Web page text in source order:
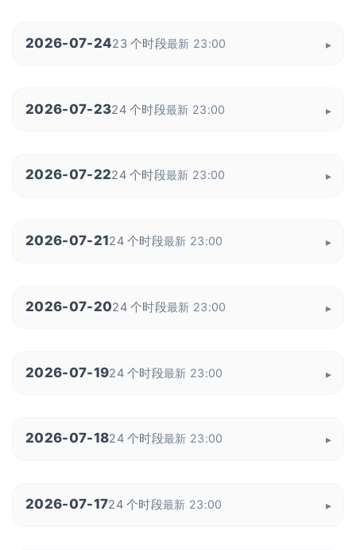
2026-07-2423 个时段最新 23:00
2026-07-2324 个时段最新 23:00
2026-07-2224 个时段最新 23:00
2026-07-2124 个时段最新 23:00
2026-07-2024 个时段最新 23:00
2026-07-1924 个时段最新 23:00
2026-07-1824 个时段最新 23:00
2026-07-1724 个时段最新 23:00